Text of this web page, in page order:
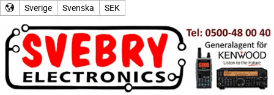
Sverige Svenska SEK